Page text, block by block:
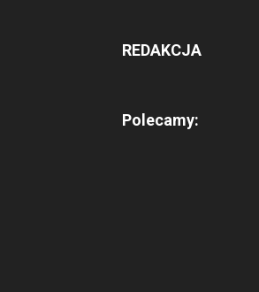
REDAKCJA
Polecamy: